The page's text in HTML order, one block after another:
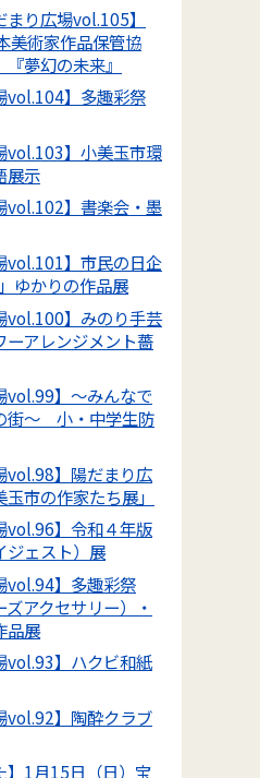
り広場vol.105】
美術家作品保管協
夢幻の未来』
vol.104】多趣彩祭
vol.103】小美玉市環
展示
vol.102】書楽会・墨
vol.101】市民の日企
ゆかりの作品展
vol.100】みのり手芸
ーアレンジメント薔
vol.99】～みんなで
街～ 小・中学生防
vol.98】陽だまり広
市の作家たち展」
vol.96】令和４年版
ジェスト）展
vol.94】多趣彩祭
ズアクセサリー）・
品展
vol.93】ハクビ和紙
vol.92】陶酔クラブ
】1月15日（日）宝